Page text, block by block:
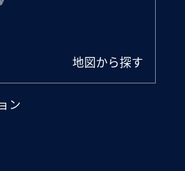
地図から探す
ン